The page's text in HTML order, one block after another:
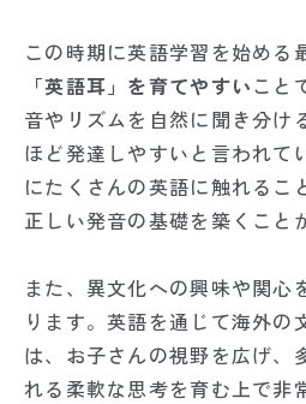
この時期に英語学習を始める
「英語耳」を育てやすいこと
音やリズムを自然に聞き分け
ほど発達しやすいと言われて
にたくさんの英語に触れるこ
正しい発音の基礎を築くこと
また、異文化への興味や関心
ります。英語を通じて海外の
は、お子さんの視野を広げ、
れる柔軟な思考を育む上で非